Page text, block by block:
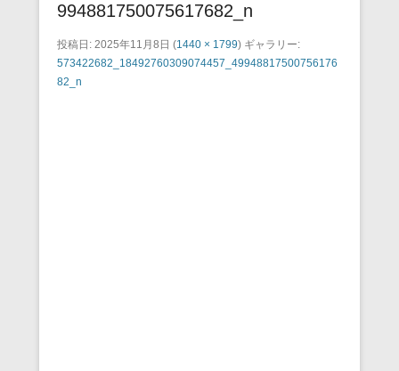
994881750075617682_n
投稿日: 2025年11月8日 (1440 × 1799) ギャラリー:
573422682_18492760309074457_49948817500756176
82_n